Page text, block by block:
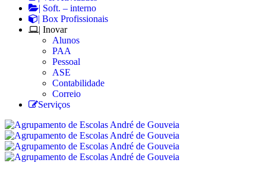
| Soft. – interno
| Box Profissionais
| Inovar
Alunos
PAA
Pessoal
ASE
Contabilidade
Correio
Serviços